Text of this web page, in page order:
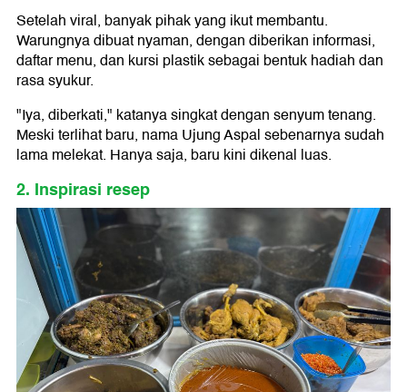
Setelah viral, banyak pihak yang ikut membantu.
Warungnya dibuat nyaman, dengan diberikan informasi,
daftar menu, dan kursi plastik sebagai bentuk hadiah dan
rasa syukur.
"Iya, diberkati," katanya singkat dengan senyum tenang.
Meski terlihat baru, nama Ujung Aspal sebenarnya sudah
lama melekat. Hanya saja, baru kini dikenal luas.
2. Inspirasi resep